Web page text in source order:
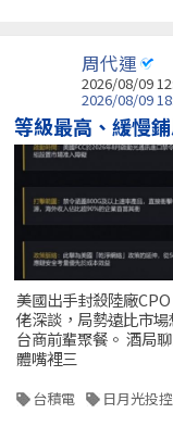
周代運
2026/08/09
2026/08/09
等級最高、緩慢
美國出手封殺陸廠
佬深談，局勢遠比市
台商前輩聚餐。 酒局
體嘴裡三
台積電 日月光投控